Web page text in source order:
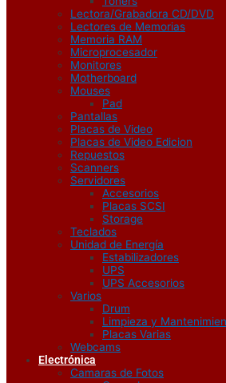
Lectora/Grabadora CD/DVD
Lectores de Memorias
Memoria RAM
Microprocesador
Monitores
Motherboard
Mouses
Pad
Pantallas
Placas de Video
Placas de Video Edicion
Repuestos
Scanners
Servidores
Accesorios
Placas SCSI
Storage
Teclados
Unidad de Energía
Estabilizadores
UPS
UPS Accesorios
Varios
Drum
Limpieza y
Placas Varias
Webcams
Electrónica
Camaras de Fotos